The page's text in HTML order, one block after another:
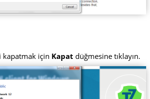
kapatmak için Kapat düğmesine tıklayın.